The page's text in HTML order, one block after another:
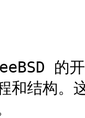
的
和结构。